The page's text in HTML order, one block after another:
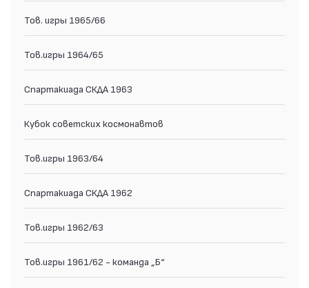
Тов. игры 1965/66
Тов.игры 1964/65
Спартакиада СКДА 1963
Кубок советских космонавтов
Тов.игры 1963/64
Спартакиада СКДА 1962
Тов.игры 1962/63
Тов.игры 1961/62 - команда „Б“